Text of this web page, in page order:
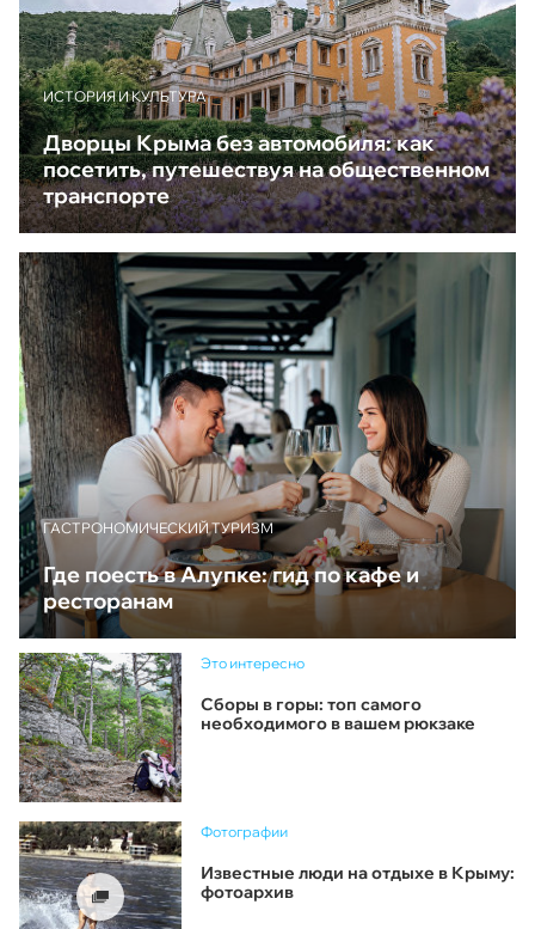
ИСТОРИЯ И КУЛЬТУРА
Дворцы Крыма без автомобиля: как
посетить, путешествуя на общественном
транспорте
ГАСТРОНОМИЧЕСКИЙ ТУРИЗМ
Где поесть в Алупке: гид по кафе и
ресторанам
Это интересно
Сборы в горы: топ самого
необходимого в вашем рюкзаке
Фотографии
Известные люди на отдыхе в Крыму:
фотоархив